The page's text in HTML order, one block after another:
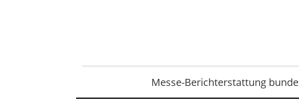
Messe-Berichterstattung